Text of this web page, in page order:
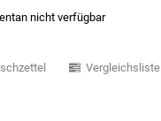
nicht verfügbar
Vergleichsliste